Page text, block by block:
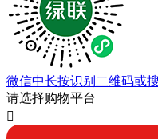
微信中长按识别二维码或
请选择购物平台
